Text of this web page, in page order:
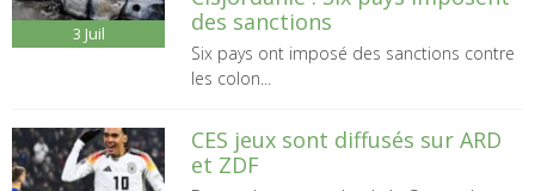
3 Juil
des sanctions
Six pays ont imposé des sanctions contre
les colon...
CES jeux sont diffusés sur ARD
et ZDF